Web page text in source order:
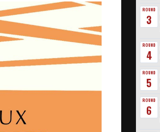
ROUND
3
ROUND
4
ROUND
5
ROUND
6